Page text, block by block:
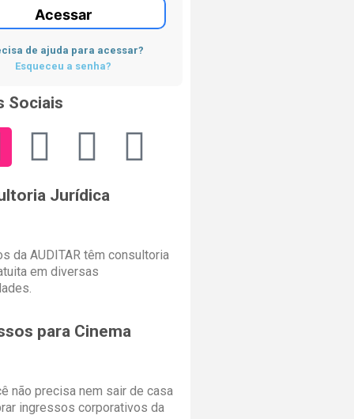
Acessar
de ajuda para acessar?
Esqueceu a senha?
Sociais
Jurídica
da AUDITAR têm consultoria
em diversas
para Cinema
não precisa nem sair de casa
ingressos corporativos da